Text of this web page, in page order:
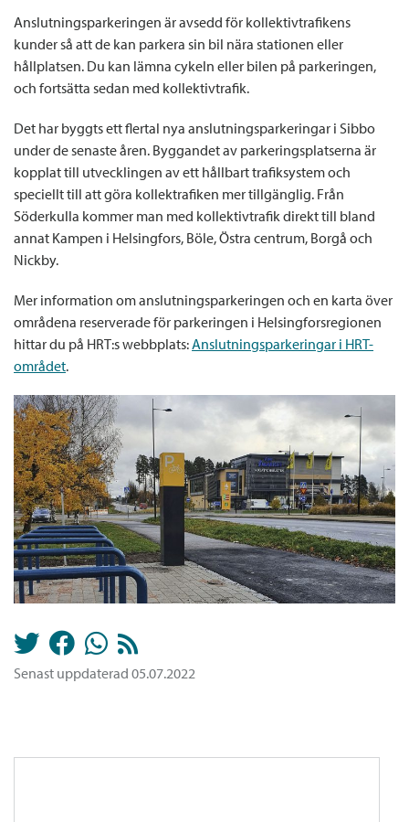
Anslutningsparkeringen är avsedd för kollektivtrafikens
kunder så att de kan parkera sin bil nära stationen eller
hållplatsen. Du kan lämna cykeln eller bilen på parkeringen,
och fortsätta sedan med kollektivtrafik.
Det har byggts ett flertal nya anslutningsparkeringar i Sibbo
under de senaste åren. Byggandet av parkeringsplatserna är
kopplat till utvecklingen av ett hållbart trafiksystem och
speciellt till att göra kollektrafiken mer tillgänglig. Från
Söderkulla kommer man med kollektivtrafik direkt till bland
annat Kampen i Helsingfors, Böle, Östra centrum, Borgå och
Nickby.
Mer information om anslutningsparkeringen och en karta över
områdena reserverade för parkeringen i Helsingforsregionen
hittar du på HRT:s webbplats:Anslutningsparkeringar i HRT-
området.
Senast uppdaterad 05.07.2022